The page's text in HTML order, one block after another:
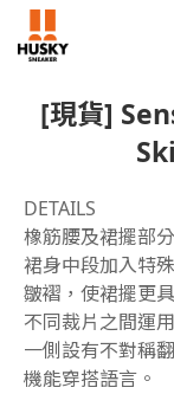
[現貨]
DETAILS
橡筋腰及裙擺部
裙身中段加入特
皺褶，使裙擺更
不同裁片之間運
一側設有不對稱
機能穿搭語言。